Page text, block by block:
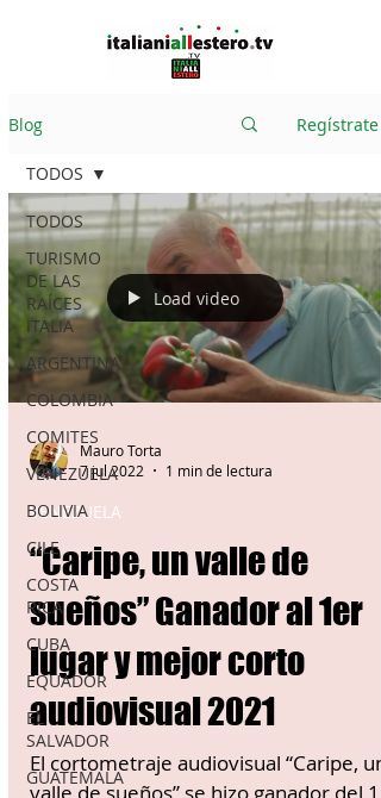
Blog Regístrate
TODOS
TURISMO
DE LAS
RAÍCES
ITALIA
ARGENTINA
COLOMBIA
COMITES
VENEZUELA
BOLIVIA
CILE
COSTA
RICA
CUBA
EQUADOR
EL
SALVADOR
GUATEMALA
TODOS
Load video
Mauro Torta
7 jul 2022
1 min de lectura
VENEZUELA
“Caripe, un valle de
sueños” Ganador al 1er
lugar y mejor corto
audiovisual 2021
El cortometraje audiovisual “Caripe, un